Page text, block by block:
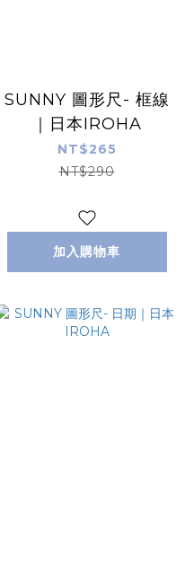
SUNNY 圖形尺- 框線
｜日本IROHA
NT$265
NT$290
加入購物車